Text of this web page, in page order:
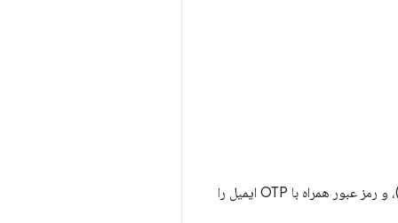
علاوه بر این، روش‌های احراز هویت مانند احراز هویت ایمیل، رمز عبور همراه با SMS OTP (گذرواژه یک‌بار مصرف)، و رمز عبور همراه با OTP ایمیل را